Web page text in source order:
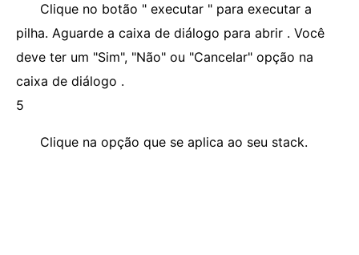
Clique no botão " executar " para executar a
pilha. Aguarde a caixa de diálogo para abrir . Você
deve ter um "Sim", "Não" ou "Cancelar" opção na
caixa de diálogo .
5
Clique na opção que se aplica ao seu stack.